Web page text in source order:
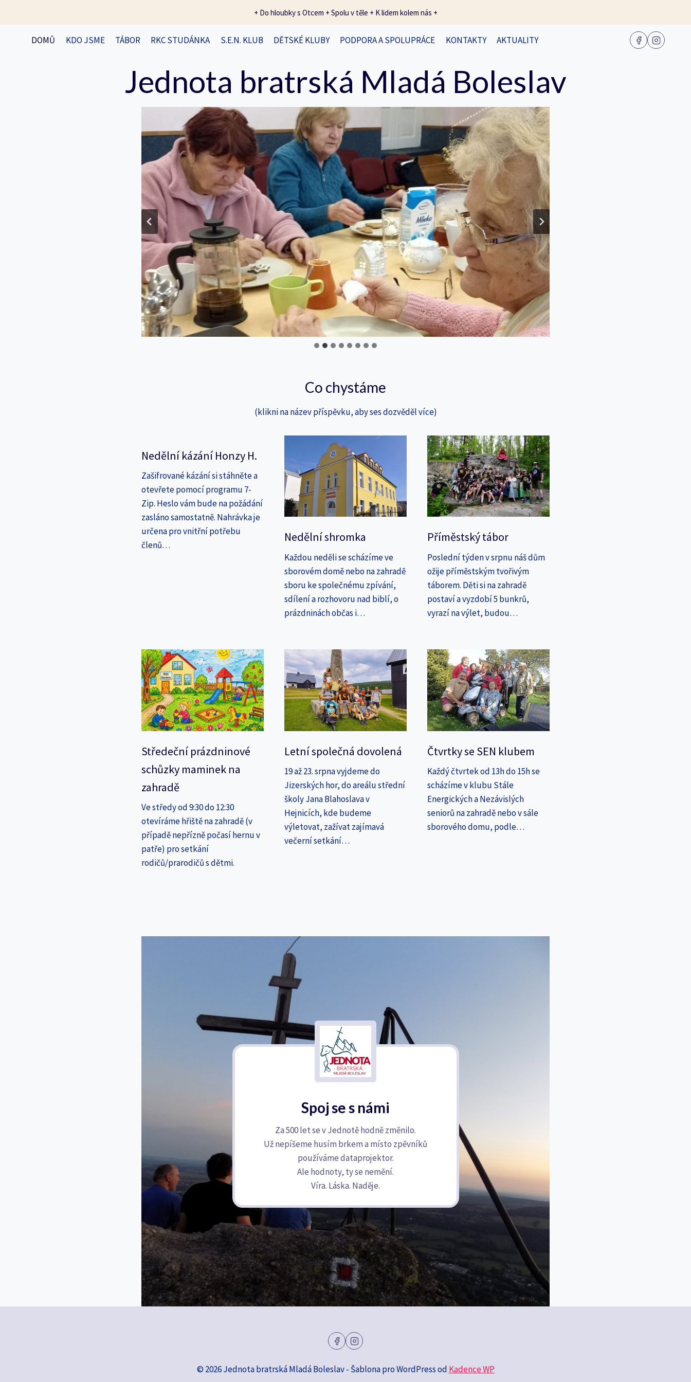
+ Do hloubky s Otcem + Spolu v těle + K lidem kolem nás +
DOMŮ KDO JSME TÁBOR RKC STUDÁNKA S.E.N. KLUB DĚTSKÉ KLUBY PODPORA A SPOLUPRÁCE KONTAKTY AKTUALITY
Jednota bratrská Mladá Boleslav
Co chystáme
(klikni na název příspěvku, aby ses dozvěděl více)
Nedělní kázání Honzy H.
Zašifrované kázání si stáhněte a
otevřete pomocí programu 7-
Zip. Heslo vám bude na požádání
zasláno samostatně. Nahrávka je
určena pro vnitřní potřebu
členů…
Nedělní shromka
Každou neděli se scházíme ve
sborovém domě nebo na zahradě
sboru ke společnému zpívání,
sdílení a rozhovoru nad biblí, o
prázdninách občas i…
Příměstský tábor
Poslední týden v srpnu náš dům
ožije příměstským tvořivým
táborem. Děti si na zahradě
postaví a vyzdobí 5 bunkrů,
vyrazí na výlet, budou…
Středeční prázdninové
schůzky maminek na
zahradě
Ve středy od 9:30 do 12:30
otevíráme hřiště na zahradě (v
případě nepřízně počasí hernu v
patře) pro setkání
rodičů/prarodičů s dětmi.
Letní společná dovolená
19 až 23. srpna vyjdeme do
Jizerských hor, do areálu střední
školy Jana Blahoslava v
Hejnicích, kde budeme
výletovat, zažívat zajímavá
večerní setkání…
Čtvrtky se SEN klubem
Každý čtvrtek od 13h do 15h se
scházíme v klubu Stále
Energických a Nezávislých
seniorů na zahradě nebo v sále
sborového domu, podle…
Spoj se s námi
Za 500 let se v Jednotě hodně změnilo.
Už nepíšeme husím brkem a místo zpěvníků
používáme dataprojektor.
Ale hodnoty, ty se nemění.
Víra. Láska. Naděje.
© 2026 Jednota bratrská Mladá Boleslav - Šablona pro WordPress od Kadence WP